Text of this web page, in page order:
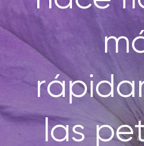
SOBRE NOSOTROS
CONTACTANOS
SEARCH
las